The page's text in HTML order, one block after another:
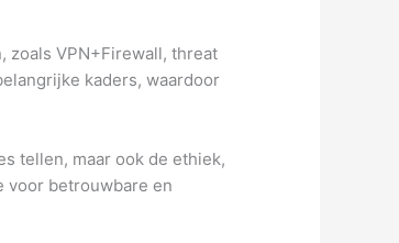
zoals VPN+Firewall, threat
kaders, waardoor
tellen, maar ook de ethiek,
voor betrouwbare en